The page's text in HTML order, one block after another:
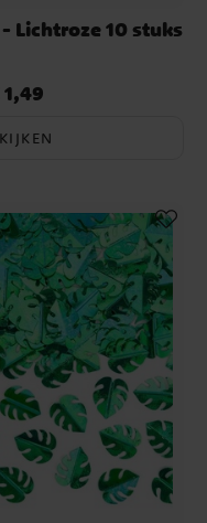
Lichtroze 10 stuks
:€ 1,49
1,49